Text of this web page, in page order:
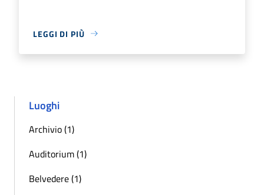
LEGGI DI PIÙ
Luoghi
Archivio (1)
Auditorium (1)
Belvedere (1)